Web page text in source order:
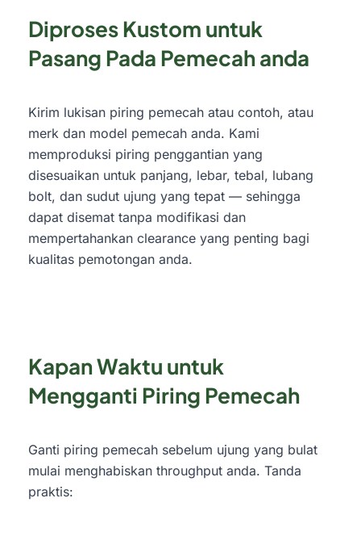
Diproses Kustom untuk
Pasang Pada Pemecah anda
Kirim lukisan piring pemecah atau contoh, atau
merk dan model pemecah anda. Kami
memproduksi piring penggantian yang
disesuaikan untuk panjang, lebar, tebal, lubang
bolt, dan sudut ujung yang tepat — sehingga
dapat disemat tanpa modifikasi dan
mempertahankan clearance yang penting bagi
kualitas pemotongan anda.
Kapan Waktu untuk
Mengganti Piring Pemecah
Ganti piring pemecah sebelum ujung yang bulat
mulai menghabiskan throughput anda. Tanda
praktis: